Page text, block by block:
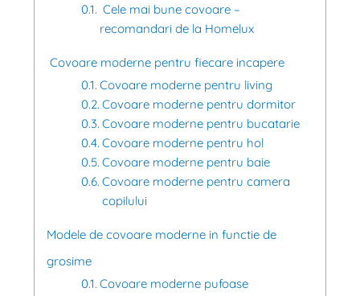
Cele mai bune covoare –
recomandari de la Homelux
Covoare moderne pentru fiecare incapere
Covoare moderne pentru living
Covoare moderne pentru dormitor
Covoare moderne pentru bucatarie
Covoare moderne pentru hol
Covoare moderne pentru baie
Covoare moderne pentru camera
copilului
Modele de covoare moderne in functie de
grosime
Covoare moderne pufoase